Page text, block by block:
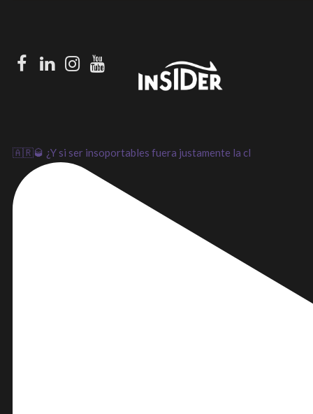
Facebook
LinkedIn
Instagram
Youtube
🇦🇷🥃 ¿Y si ser insoportables fuera justamente la cl